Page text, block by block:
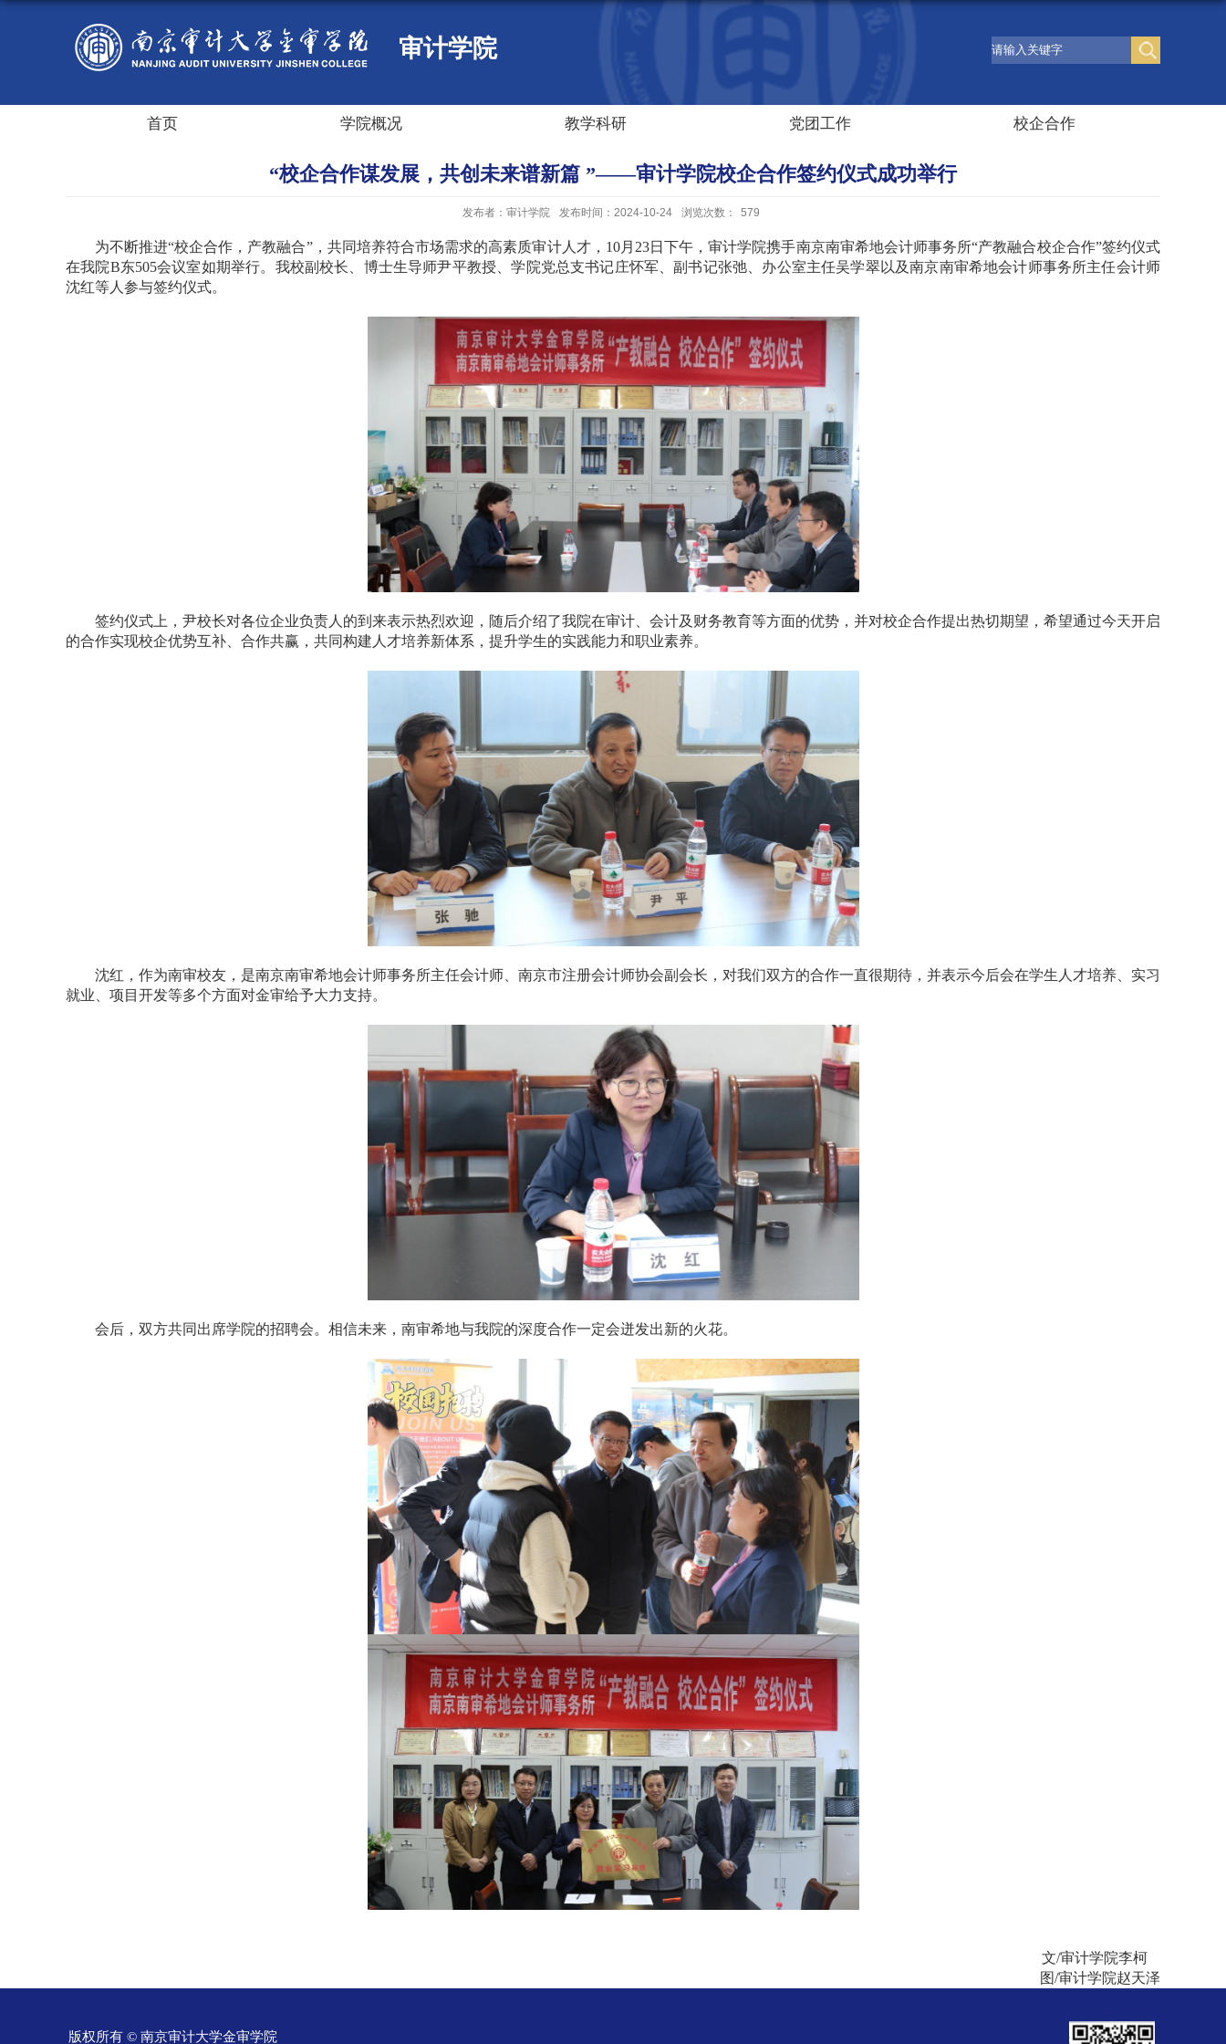
审计学院
首页 学院概况 教学科研 党团工作 校企合作
“校企合作谋发展，共创未来谱新篇 ”——审计学院校企合作签约仪式成功举行
发布者：审计学院 发布时间：2024-10-24 浏览次数： 579
为不断推进“校企合作，产教融合”，共同培养符合市场需求的高素质审计人才， 10月 23日下午，审计学院携手南京南审希地会计师事务所“产教融合校企合作”签约仪式
在我院B东505会议室如期举行。我校副校长、博士生导师尹平教授、学院党总支书记庄怀军、副书记张弛、办公室主任吴学翠以及南京南审希地会计师事务所主任会计师
沈红等人参与签约仪式。
签约仪式上，尹校长对各位企业负责人的到来表示热烈欢迎，随后介绍了我院在审计、会计及财务教育等方面的优势，并对校企合作提出热切期望，希望通过今天开启
的合作实现校企优势互补、合作共赢，共同构建人才培养新体系，提升学生的实践能力和职业素养。
沈红，作为南审校友，是南京南审希地会计师事务所主任会计师、南京市注册会计师协会副会长，对我们双方的合作一直很期待，并表示今后会在学生人才培养、实习
就业、项目开发等多个方面对金审给予大力支持。
会后，双方共同出席学院的招聘会。相信未来，南审希地与我院的深度合作一定会迸发出新的火花。
文/审计学院李柯
图/审计学院赵天泽
版权所有 © 南京审计大学金审学院